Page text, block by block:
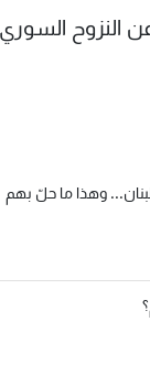
النزوح
وهذا ما حلّ بهم